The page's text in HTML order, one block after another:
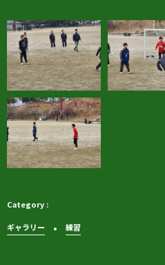
ギャラリー 練習